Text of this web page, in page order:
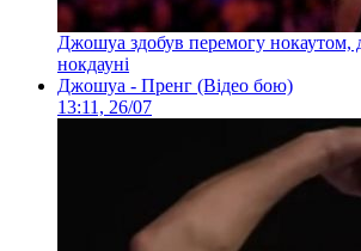
Джошуа здобув перемогу нокаутом,
нокдауні
Джошуа - Пренг (Відео бою)
13:11, 26/07